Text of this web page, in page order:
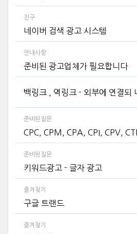
친구
네이버 검색 광고 시스템
안내사항
준비된 광고업체가 필요합니다
백링크 , 역링크 - 외부에 연결되
준비된질문
CPC, CPM, CPA, CPI, CPV,
준비된질문
키워드광고 - 글자 광고
즐겨찾기
구글 트랜드
즐겨찾기